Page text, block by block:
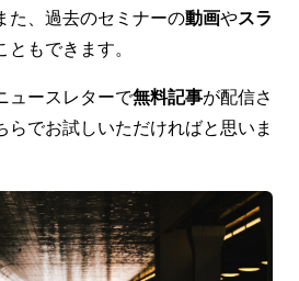
た、過去のセミナーの動画やスラ
もできます。
ュースレターで無料記事が配信さ
でお試しいただければと思いま